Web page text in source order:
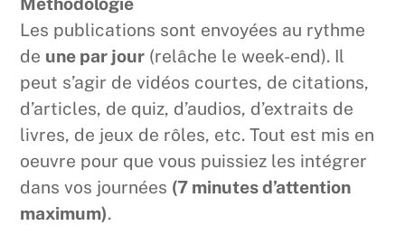
Méthodologie
Les publications sont envoyées au rythme
de une par jour (relâche le week-end). Il
peut s’agir de vidéos courtes, de citations,
d’articles, de quiz, d’audios, d’extraits de
livres, de jeux de rôles, etc. Tout est mis en
oeuvre pour que vous puissiez les intégrer
dans vos journées (7 minutes d’attention
maximum).